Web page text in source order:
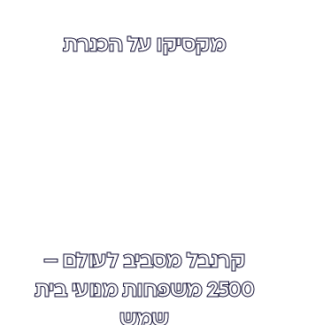
מקסיקו על הכנרת
קרנבל מסביב לעולם –
2500 משפחות מנועי בית